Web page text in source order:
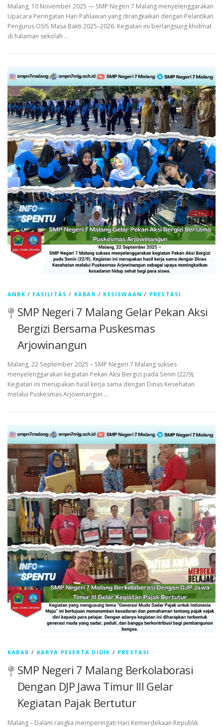
Malang, 10 November 2025 — SMP Negeri 7 Malang menyelenggarakan
Upacara Peringatan Hari Pahlawan yang dirangkaikan dengan Pelantikan
Pengurus OSIS Masa Bakti 2025–2026. Kegiatan ini berlangsung khidmat
di halaman sekolah …
ANBK / FASILITAS / KABAR / KESISWAAN / PRESTASI
SMP Negeri 7 Malang Gelar Pekan Aksi
Bergizi Bersama Puskesmas
Arjowinangun
Malang, 22 September 2025 – SMP Negeri 7 Malang sukses
menyelenggarakan kegiatan Pekan Aksi Bergizi pada Senin (22/9).
Kegiatan ini merupakan hasil kerja sama dengan Dinas Kesehatan
melalui Puskesmas Arjowinangun …
KABAR / KARYA PESERTA DIDIK / PRESTASI
SMP Negeri 7 Malang Berkolaborasi
Dengan DJP Jawa Timur III Gelar
Kegiatan Pajak Bertutur
Malang – Dalam rangka memperingati Hari Kemerdekaan Republik